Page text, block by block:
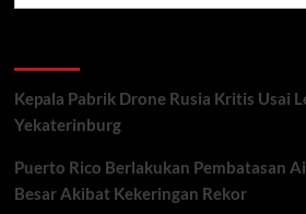
Kepala Pabrik Drone Rusia Kritis Usai
Yekaterinburg
Puerto Rico Berlakukan Pembatasan
Besar Akibat Kekeringan Rekor